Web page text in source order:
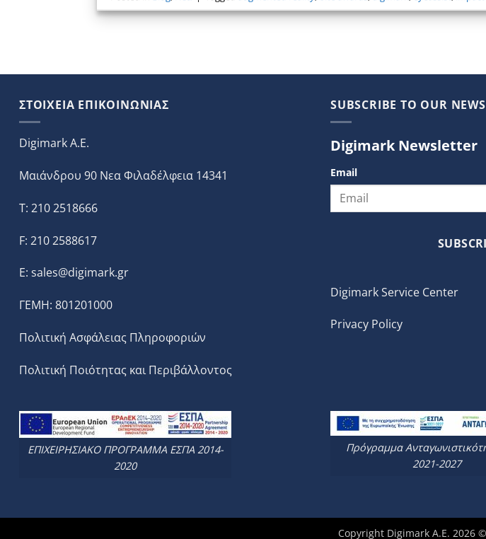
ΣΤΟΙΧΕΙΑ ΕΠΙΚΟΙΝΩΝΙΑΣ
Digimark A.E.
Μαιάνδρου 90 Νεα Φιλαδέλφεια 14341
T: 210 2518666
F: 210 2588617
E: sales@digimark.gr
ΓΕΜΗ: 801201000
Πολιτική Ασφάλειας Πληροφοριών
Πολιτική Ποιότητας και Περιβάλλοντος
SUBSCRIBE TO OUR
Digimark Newsletter
Email
Digimark Service Center
Privacy Policy
ΕΠΙΧΕΙΡΗΣΙΑΚΟ ΠΡΟΓΡΑΜΜΑ ΕΣΠΑ 2014-
2020
Πρόγραμμα
2021-2027
Copyright Digimark A.E. 2026 ©